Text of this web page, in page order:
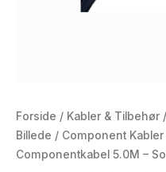
Forside / Kabler & Tilbehør /
Billede / Component Kabler
Componentkabel 5.0M –